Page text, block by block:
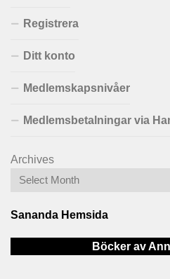
Registrera
Ditt konto
Medlemskapsnivåer
Medlemsbetalningar via
Archives
Sananda Hemsida
Böcker av